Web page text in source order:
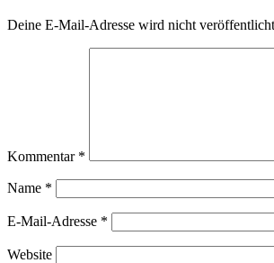
Deine E-Mail-Adresse wird nicht
Kommentar *
Name *
E-Mail-Adresse *
Website